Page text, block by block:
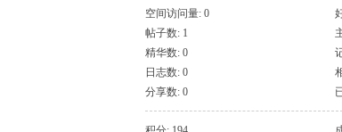
空间访问量: 0
帖子数: 1
精华数: 0
日志数: 0
分享数: 0